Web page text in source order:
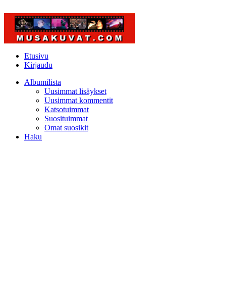
Etusivu
Kirjaudu
Albumilista
Uusimmat lisäykset
Uusimmat kommentit
Katsotuimmat
Suosituimmat
Omat suosikit
Haku